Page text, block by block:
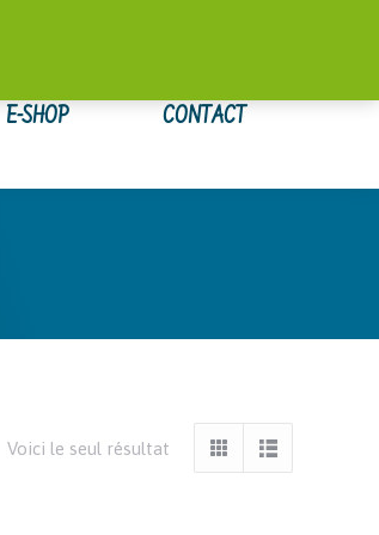
E-SHOP CONTACT
Voici le seul résultat